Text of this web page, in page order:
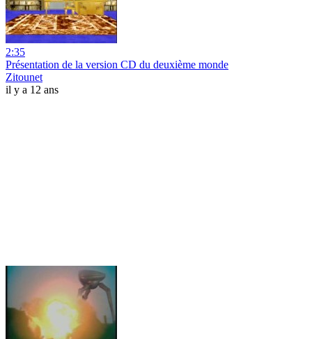
2:35
Présentation de la version CD du deuxième monde
Zitounet
il y a 12 ans